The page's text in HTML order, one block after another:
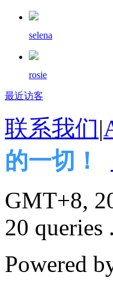
selena
rosie
最近访客
联系我们|
的一切！
GMT+8,
20 queries .
Powered